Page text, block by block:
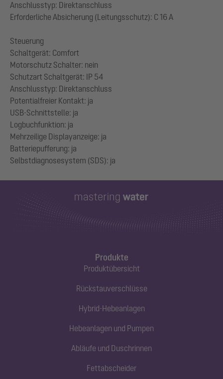
Anschlusstyp: Direktanschluss
Erforderliche Absicherung (Leitungsschutz): C 16 A
Steuerung
Schaltgerät: Comfort
Motorschutz Schalter: nein
Schutzart Schaltgerät: IP 54
Anschlusstyp: Direktanschluss
Potentialfreier Kontakt: ja
USB-Schnittstelle: ja
Logbuchfunktion: ja
Mehrzeilige Displayanzeige: ja
Batteriepufferung: ja
Produkte
Produktübersicht
Rückstauverschlüsse
Hybrid-Hebeanlagen
Hebeanlagen und Pumpen
Abläufe und Duschrinnen
Fettabscheider